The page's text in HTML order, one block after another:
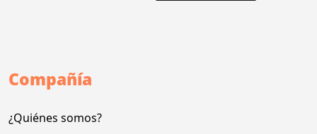
Compañía
¿Quiénes somos?